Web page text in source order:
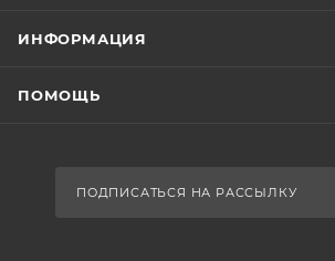
ИНФОРМАЦИЯ
ПОМОЩЬ
ПОДПИСАТЬСЯ НА РАССЫЛКУ